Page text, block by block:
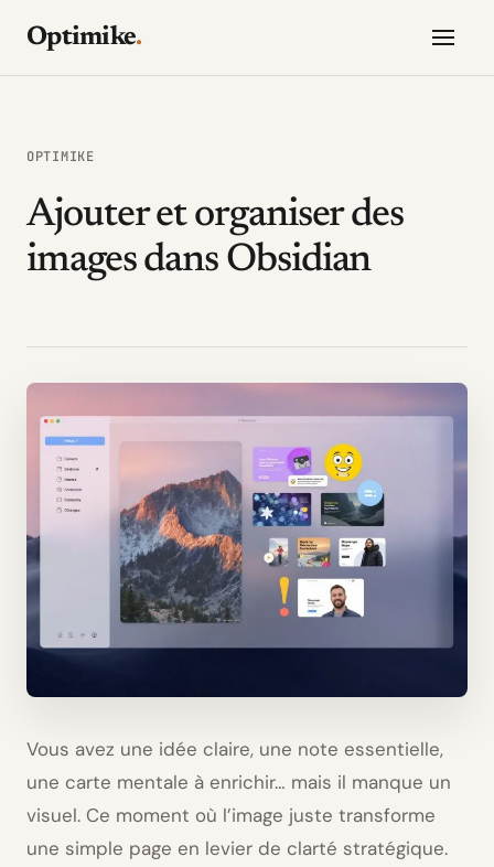
Optimike.
OPTIMIKE
Ajouter et organiser des
images dans Obsidian
Vous avez une idée claire, une note essentielle,
une carte mentale à enrichir… mais il manque un
visuel. Ce moment où l’image juste transforme
une simple page en levier de clarté stratégique.